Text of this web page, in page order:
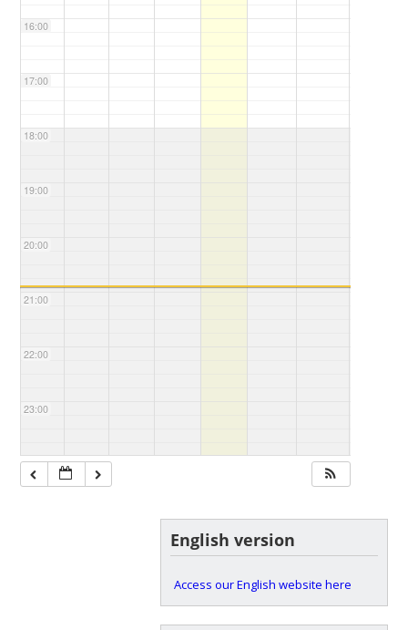
16:00
17:00
18:00
19:00
20:00
21:00
22:00
23:00
English version
Access our English website here